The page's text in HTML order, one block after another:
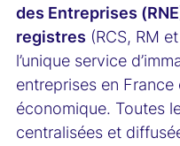
des Entreprises
registres (RCS, RM
l’unique service
entreprises en
économique. Toutes
centralisées et